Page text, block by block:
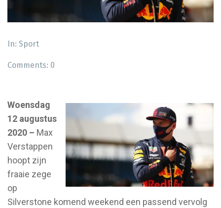
In: Sport
Comments: 0
Woensdag
12 augustus
2020 – Max
Verstappen
hoopt zijn
fraaie zege
op
Silverstone komend weekend een passend vervolg